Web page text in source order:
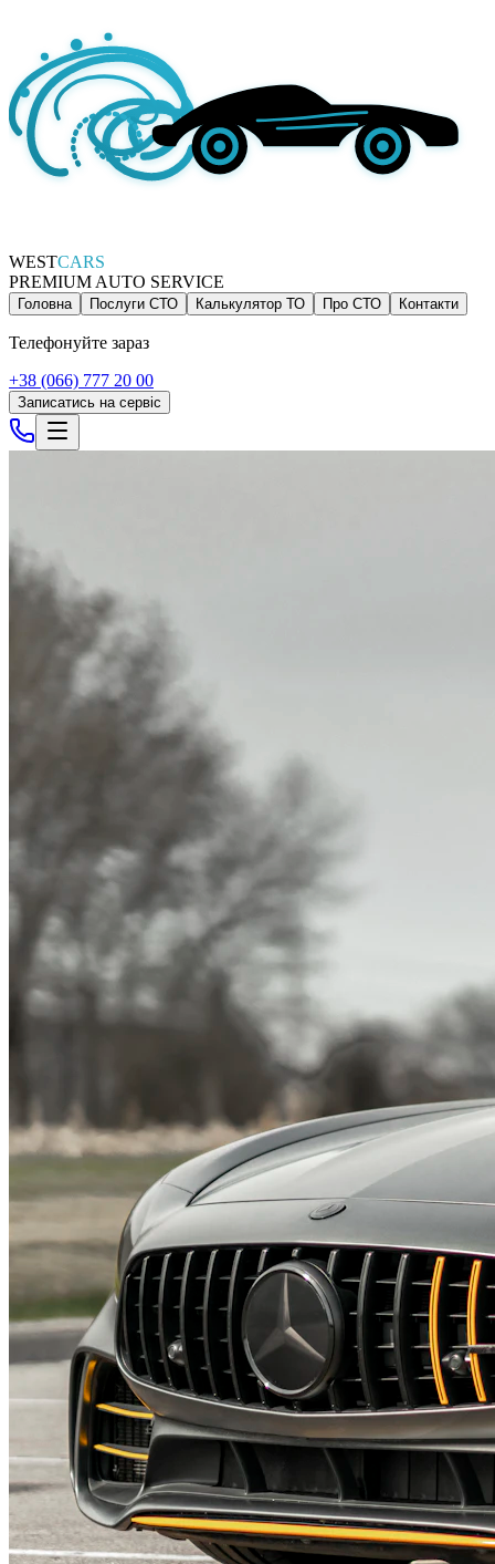
WESTCARS
PREMIUM AUTO SERVICE
Головна Послуги СТО Калькулятор ТО Про СТО Контакти
Телефонуйте зараз
+38 (066) 777 20 00
Записатись на сервіс